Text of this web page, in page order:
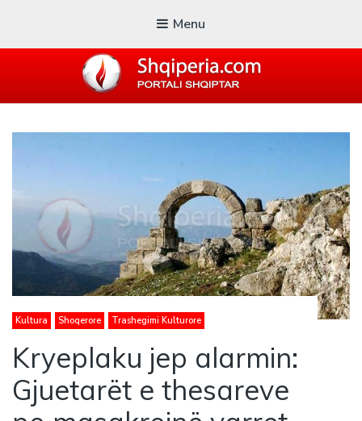
Menu
Kultura Shoqerore Trashegimi Kulturore
Kryeplaku jep alarmin:
Gjuetarët e thesareve